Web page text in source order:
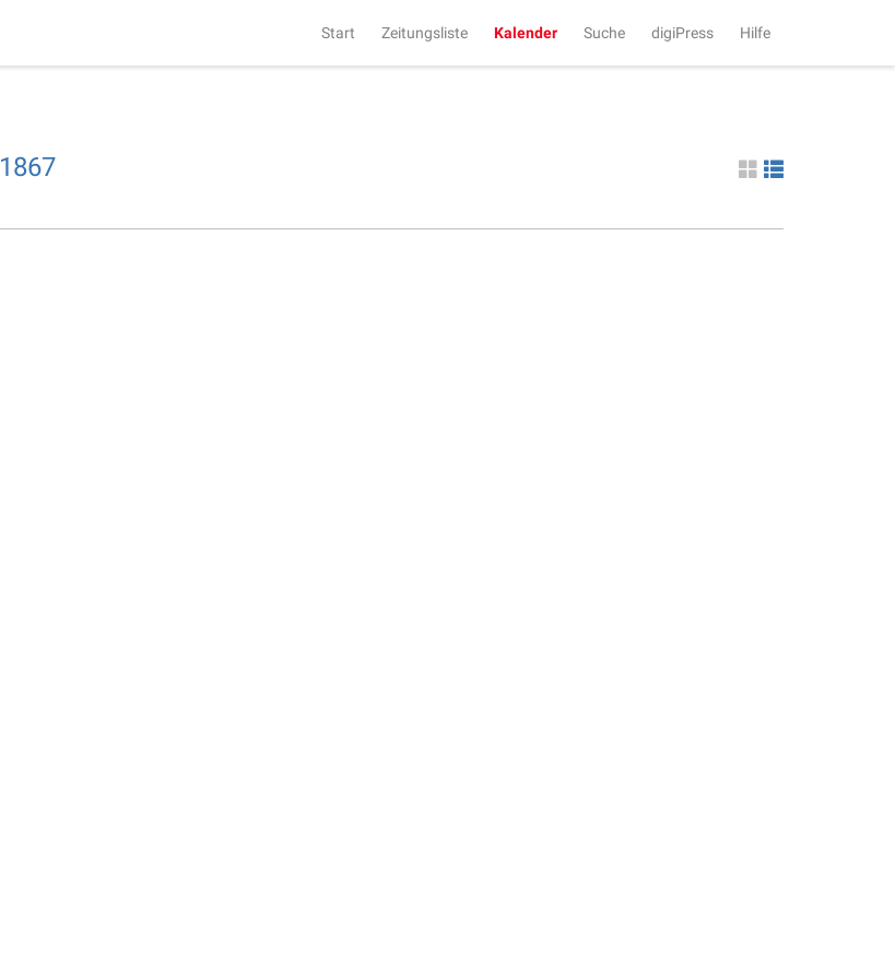
Start Zeitungsliste Kalender Suche digiPress Hilfe
1867